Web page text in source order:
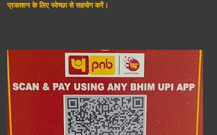
प्रकाशन के लिए स्वेच्छा से सहयोग करें।